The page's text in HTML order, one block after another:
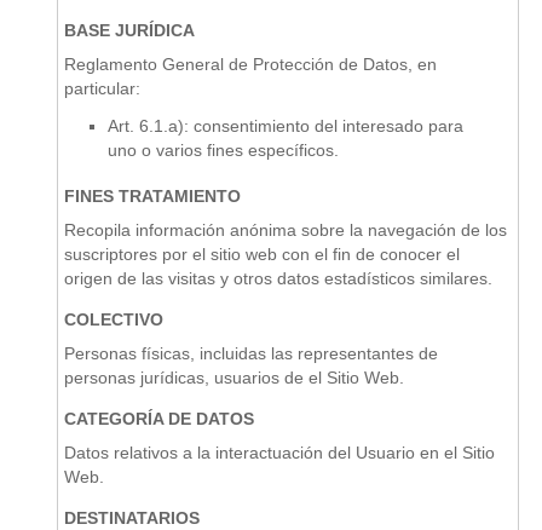
BASE JURÍDICA
Reglamento General de Protección de Datos, en
particular:
Art. 6.1.a): consentimiento del interesado para
uno o varios fines específicos.
FINES TRATAMIENTO
Recopila información anónima sobre la navegación de los
suscriptores por el sitio web con el fin de conocer el
origen de las visitas y otros datos estadísticos similares.
COLECTIVO
Personas físicas, incluidas las representantes de
personas jurídicas, usuarios de el Sitio Web.
CATEGORÍA DE DATOS
Datos relativos a la interactuación del Usuario en el Sitio
Web.
DESTINATARIOS